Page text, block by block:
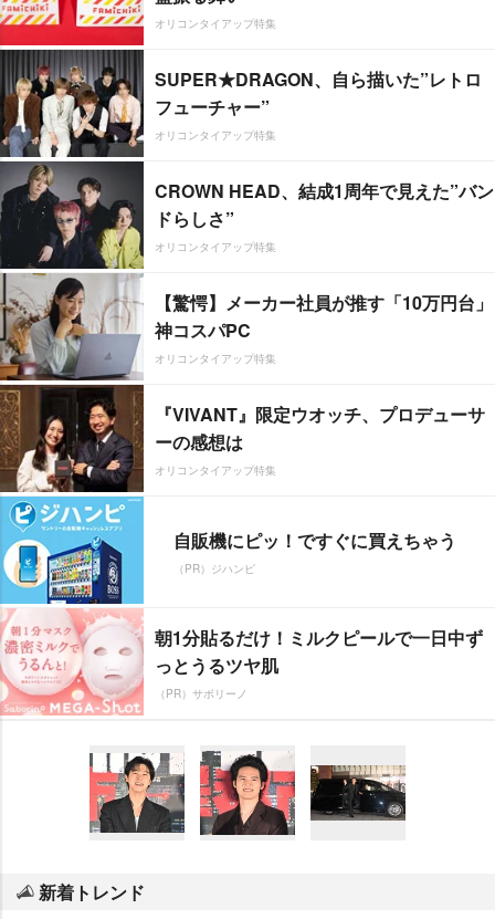
オリコンタイアップ特集
SUPER★DRAGON、自ら描いた”レトロ
フューチャー”
オリコンタイアップ特集
CROWN HEAD、結成1周年で見えた”バン
ドらしさ”
オリコンタイアップ特集
【驚愕】メーカー社員が推す「10万円台」
神コスパPC
オリコンタイアップ特集
『VIVANT』限定ウオッチ、プロデューサ
ーの感想は
オリコンタイアップ特集
自販機にピッ！ですぐに買えちゃう
（PR）ジハンピ
朝1分貼るだけ！ミルクピールで一日中ず
っとうるツヤ肌
（PR）サボリーノ
新着トレンド